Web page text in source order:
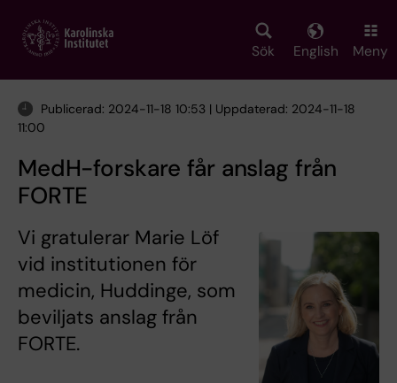
main
Sök English Meny
Publicerad: 2024-11-18 10:53 | Uppdaterad: 2024-11-18
11:00
MedH-forskare får anslag från
FORTE
Vi gratulerar Marie Löf
vid institutionen för
medicin, Huddinge, som
beviljats anslag från
FORTE.